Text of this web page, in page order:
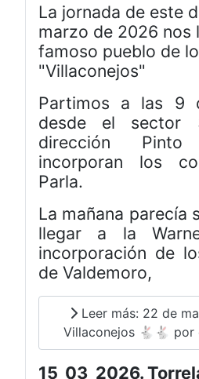
La jornada de este
marzo de 2026 nos
famoso pueblo de
"Villaconejos"
Partimos a las 9
desde el sector
dirección
incorporan los
Parla.
La mañana parecía
llegar a la
incorporación de
de Valdemoro,
Leer más: 22 de
Villaconejos 🐇🐇 por
15_03_2026.